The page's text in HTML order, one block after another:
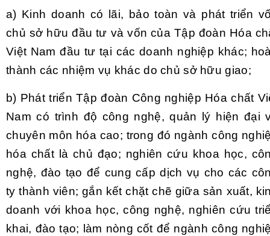
a) Kinh doanh có lãi, bảo toàn và phát triển
chủ sở hữu đầu tư và vốn của Tập đoàn Hóa
Việt Nam đầu tư tại các doanh nghiệp khác;
thành các nhiệm vụ khác do chủ sở hữu giao;
b) Phát triển Tập đoàn Công nghiệp Hóa chất
Nam có trình độ công nghệ, quản lý hiện đại
chuyên môn hóa cao; trong đó ngành công
hóa chất là chủ đạo; nghiên cứu khoa học,
nghệ, đào tạo để cung cấp dịch vụ cho các
ty thành viên; gắn kết chặt chẽ giữa sản xuất,
doanh với khoa học, công nghệ, nghiên cứu
khai, đào tạo; làm nòng cốt để ngành công